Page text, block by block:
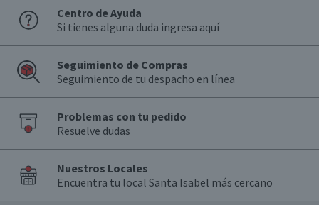
Centro de Ayuda
Si tienes alguna duda ingresa aquí
Seguimiento de Compras
Seguimiento de tu despacho en línea
Problemas con tu pedido
Resuelve dudas
Nuestros Locales
Encuentra tu local Santa Isabel más cercano